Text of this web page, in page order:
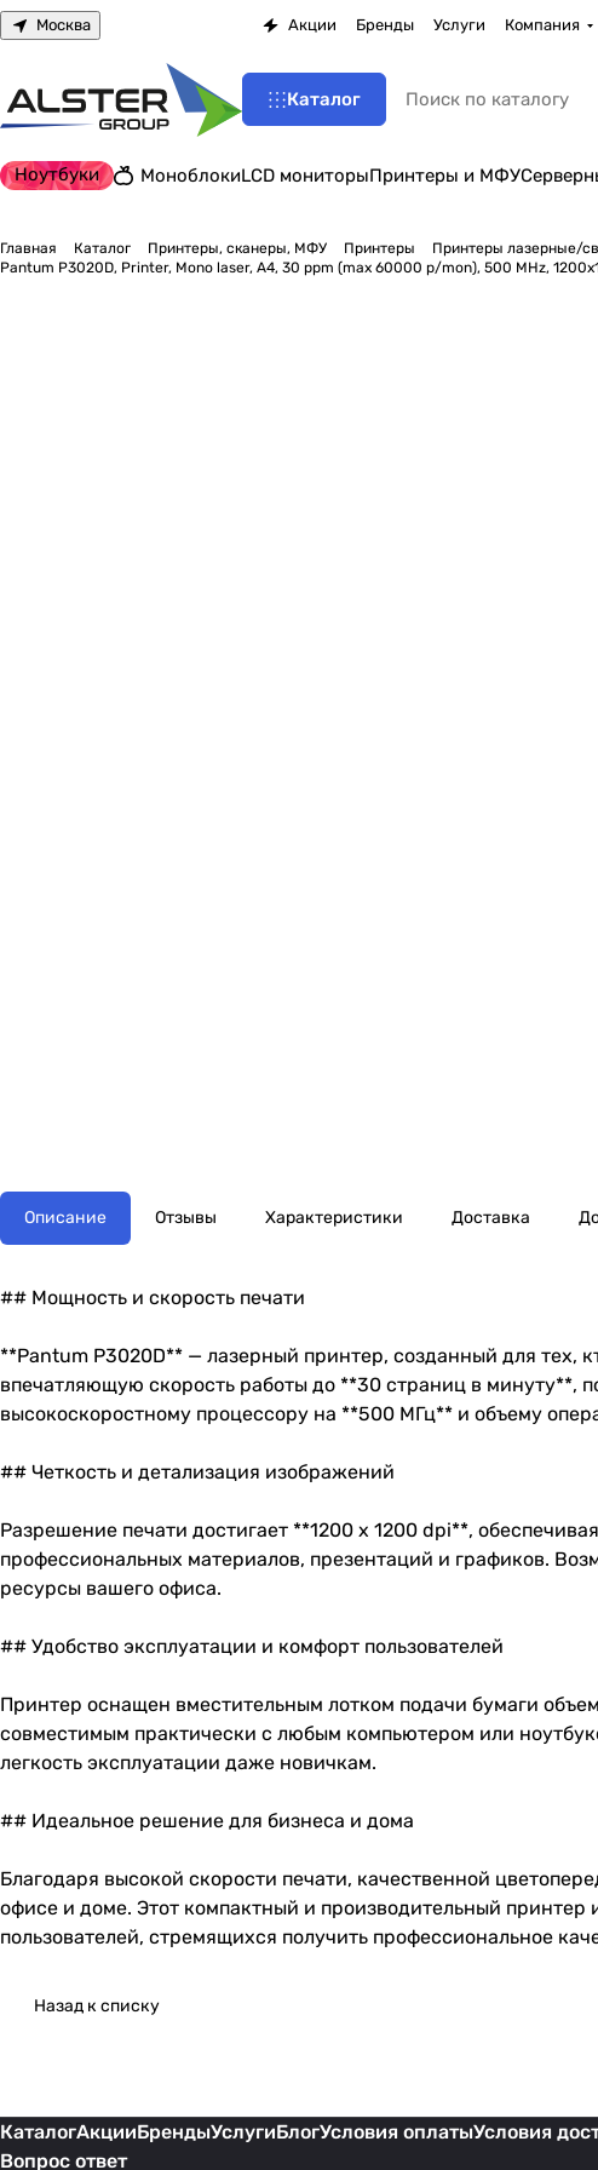
Москва Акции Бренды Услуги Компания
Каталог
Ноутбуки МоноблокиLCD мониторыПринтеры и МФУ
Главная Каталог Принтеры, сканеры, МФУ Принтеры Принтеры лазерные/
Pantum P3020D, Printer, Mono laser, А4, 30 ppm (max 60000 p/mon), 500 MHz,
Описание Отзывы Характеристики Доставка
## Мощность и скорость печати
**Pantum P3020D** — лазерный принтер, созданный для тех,
впечатляющую скорость работы до **30 страниц в минуту**,
высокоскоростному процессору на **500 МГц** и объему
## Четкость и детализация изображений
Разрешение печати достигает **1200 x 1200 dpi**,
профессиональных материалов, презентаций и графиков.
ресурсы вашего офиса.
## Удобство эксплуатации и комфорт пользователей
Принтер оснащен вместительным лотком подачи бумаги
совместимым практически с любым компьютером или
легкость эксплуатации даже новичкам.
## Идеальное решение для бизнеса и дома
Благодаря высокой скорости печати, качественной
офисе и доме. Этот компактный и производительный
пользователей, стремящихся получить профессиональное
Назад к списку
КаталогАкцииБрендыУслугиБлогУсловия оплатыУсловия
Вопрос ответ